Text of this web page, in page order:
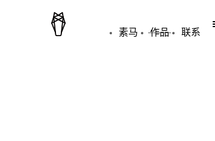
素马 作品 联系